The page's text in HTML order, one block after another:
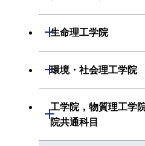
初年次専門科目
創造プロセス
共通専門科目
電気電子系
経営工学系
初年次専門科
創造プロセス
初年次専門科
共通専門科目
数理・計算科
初年次専門科
創造プロセス
生命理工学院
開閉
生命理工学系
創造プロセス
環境・社会理工学院
開閉
建築学系
工学院，物質理工学
院共通科目
開閉